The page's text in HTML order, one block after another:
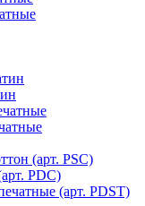
(арт. PSC)
PDC)
(арт. PDST)